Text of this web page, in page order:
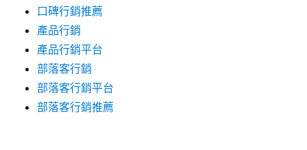
口碑行銷推薦
產品行銷
產品行銷平台
部落客行銷
部落客行銷平台
部落客行銷推薦